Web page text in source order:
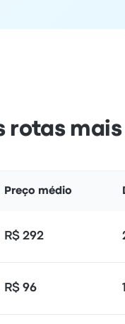
rotas
Preço médio
R$ 292
R$ 96